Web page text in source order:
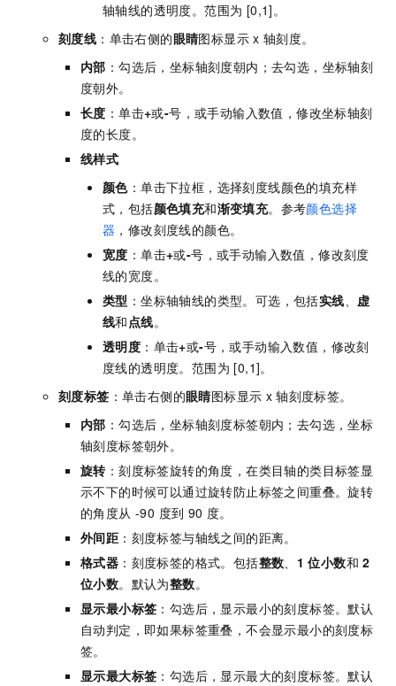
轴轴线的透明度。范围为 [0,1]。
刻度线 ：单击右侧的眼睛图标显示 x 轴刻度。
内部 ：勾选后，坐标轴刻度朝内；去勾选，坐标轴刻
度朝外。
长度 ：单击+或-号，或手动输入数值，修改坐标轴刻
度的长度。
线样式
颜色：单击下拉框，选择刻度线颜色的填充样
式，包括颜色填充和渐变填充。参考颜色选择
器 ，修改刻度线的颜色。
宽度 ：单击+或-号，或手动输入数值，修改刻度
线的宽度。
类型 ：坐标轴轴线的类型。可选，包括实线、 虚
线和点线。
透明度 ：单击+或-号，或手动输入数值，修改刻
度线的透明度。范围为 [0,1]。
刻度标签 ：单击右侧的眼睛图标显示 x 轴刻度标签。
内部 ：勾选后，坐标轴刻度标签朝内；去勾选，坐标
轴刻度标签朝外。
旋转：刻度标签旋转的角度，在类目轴的类目标签显
示不下的时候可以通过旋转防止标签之间重叠。旋转
的角度从 -90 度到 90 度。
外间距 ：刻度标签与轴线之间的距离。
格式器 ：刻度标签的格式。包括整数、 1 位小数和 2
位小数。默认为整数。
显示最小标签 ：勾选后，显示最小的刻度标签。默认
自动判定，即如果标签重叠，不会显示最小的刻度标
签。
显示最大标签 ：勾选后，显示最大的刻度标签。默认